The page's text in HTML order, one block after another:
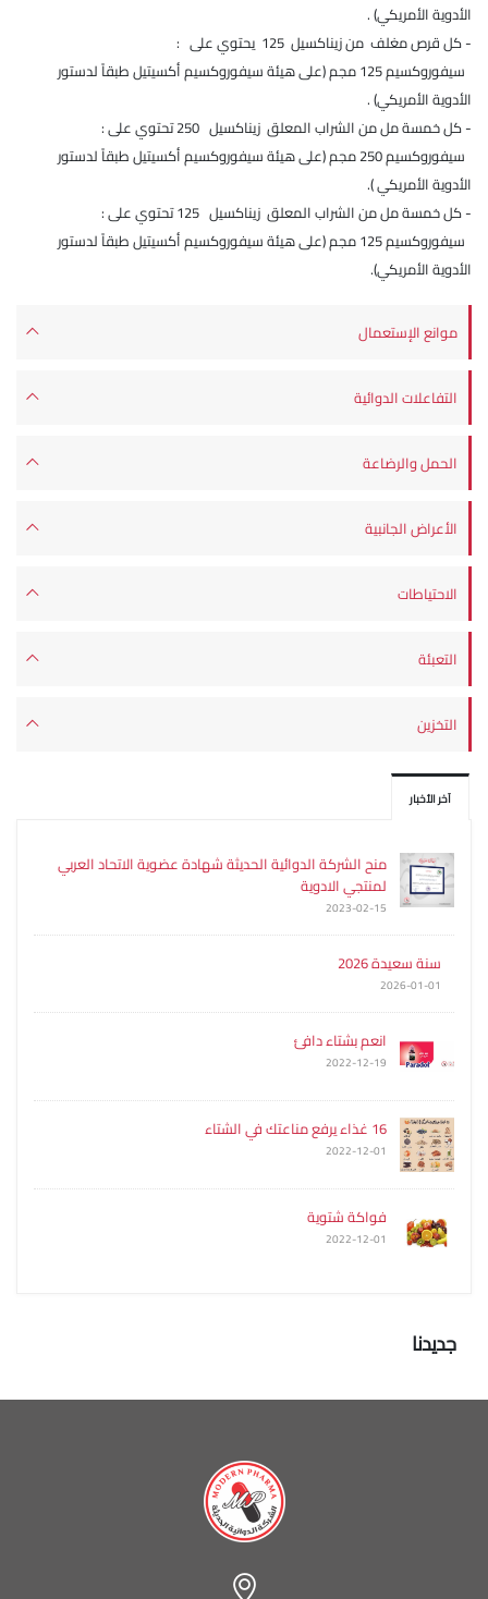
آخر الأخبار
منح الشركة الدوائية الحديثة شهادة عضوية الاتحاد العربي
لمنتجي الادوية
2023-02-15
سنة سعيدة 2026
2026-01-01
انعم بشتاء دافئ
2022-12-19
16 غذاء يرفع مناعتك في الشتاء
2022-12-01
فواكة شتوية
2022-12-01
جديدنا
الأدوية الأمريكي) .
- كل قرص مغلف من زيناكسيل 125 يحتوي على :
سيفوروكسيم 125 مجم (على هيئة سيفوروكسيم أكسيتيل طبقاً لدستور
الأدوية الأمريكي) .
- كل خمسة مل من الشراب المعلق زيناكسيل 250 تحتوي على :
سيفوروكسيم 250 مجم (على هيئة سيفوروكسيم أكسيتيل طبقاً لدستور
الأدوية الأمريكي ).
- كل خمسة مل من الشراب المعلق زيناكسيل 125 تحتوي على :
سيفوروكسيم 125 مجم (على هيئة سيفوروكسيم أكسيتيل طبقاً لدستور
الأدوية الأمريكي).
موانع الإستعمال
التفاعلات الدوائية
الحمل والرضاعة
الأعراض الجانبية
الاحتياطات
التعبئة
التخزين